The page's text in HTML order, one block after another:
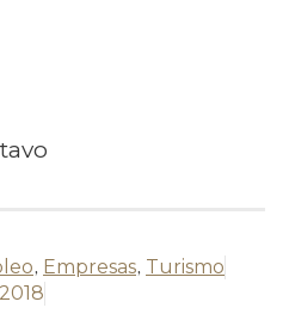
, Empresas, Turismo